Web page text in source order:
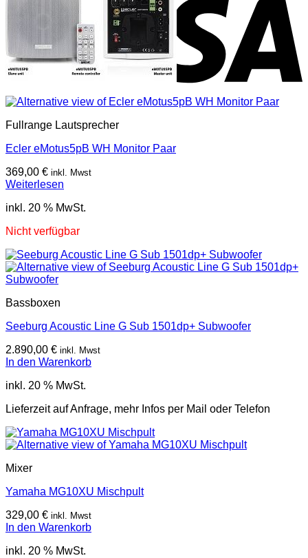
Fullrange Lautsprecher
Ecler eMotus5pB WH Monitor Paar
369,00 € inkl. Mwst
Weiterlesen
inkl. 20 % MwSt.
Nicht verfügbar
Bassboxen
Seeburg Acoustic Line G Sub 1501dp+ Subwoofer
2.890,00 € inkl. Mwst
In den Warenkorb
inkl. 20 % MwSt.
Lieferzeit auf Anfrage, mehr Infos per Mail oder Telefon
Mixer
Yamaha MG10XU Mischpult
329,00 € inkl. Mwst
In den Warenkorb
inkl. 20 % MwSt.